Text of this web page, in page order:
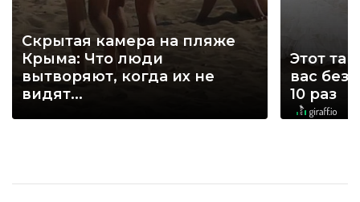
Скрытая камера на пляже
Крыма: Что люди
вытворяют, когда их не
видят...
Этот
вас без
10 раз